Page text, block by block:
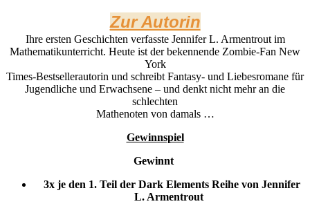
Zur Autorin
Ihre ersten Geschichten verfasste Jennifer L. Armentrout im
Mathematikunterricht. Heute ist der bekennende Zombie-Fan New
York
Times-Bestsellerautorin und schreibt Fantasy- und Liebesromane für
Jugendliche und Erwachsene – und denkt nicht mehr an die
schlechten
Mathenoten von damals …
Gewinnspiel
Gewinnt
3x je den 1. Teil der Dark Elements Reihe von Jennifer
L. Armentrout